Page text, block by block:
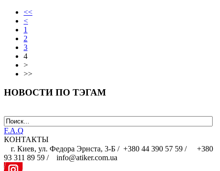
<<
<
1
2
3
4
>
>>
НОВОСТИ ПО ТЭГАМ
F.A.Q
КОНТАКТЫ
г. Киев, ул. Федора Эрнста, 3-Б / +380 44 390 57 59 /
+380
93 311 89 59 / info@atiker.com.ua